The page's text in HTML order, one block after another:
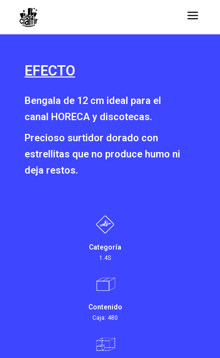
EFECTO
Bengala de 12 cm ideal para el
canal HORECA y discotecas.
Precioso surtidor dorado con
estrellitas que no produce humo ni
deja restos.
Categoría
1.4S
Contenido
Caja: 480